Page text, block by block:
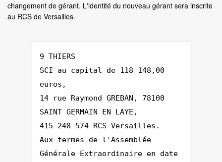
changement de gérant. L'identité du nouveau gérant sera inscrite
au RCS de Versailles.
9 THIERS
SCI au capital de 118 148,00
euros,
14 rue Raymond GREBAN, 78100
SAINT GERMAIN EN LAYE,
415 248 574 RCS Versailles.
Aux termes de l'Assemblée
Générale Extraordinaire en date